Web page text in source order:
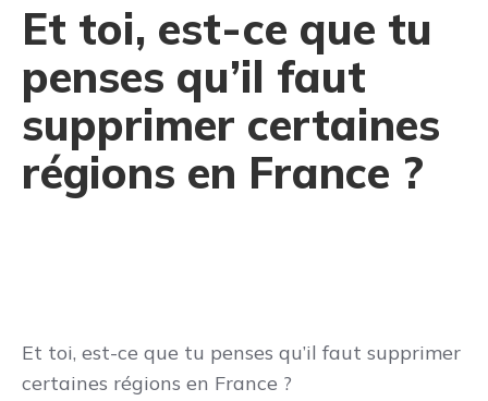
Et toi, est-ce que tu
penses qu’il faut
supprimer certaines
régions en France ?
Et toi, est-ce que tu penses qu’il faut supprimer
certaines régions en France ?